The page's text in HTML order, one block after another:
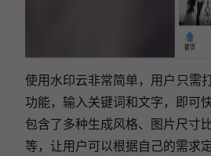
使用水印云非常简单，用户只需
功能，输入关键词和文字，即可
包含了多种生成风格、图片尺寸
等，让用户可以根据自己的需求定